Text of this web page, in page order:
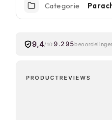
Categorie
9,4/10 9.295
PRODUCTREVIEWS